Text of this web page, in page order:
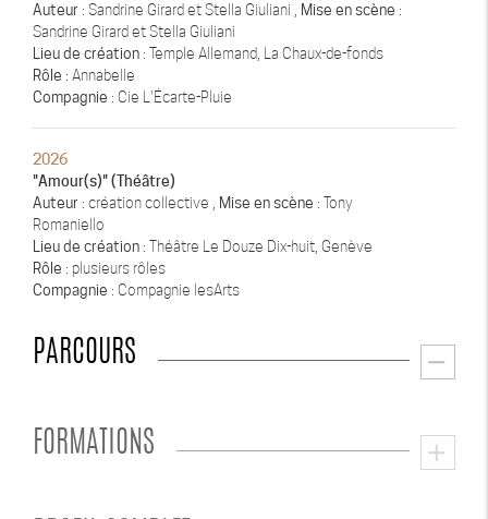
Auteur : Sandrine Girard et Stella Giuliani , Mise en scène :
Sandrine Girard et Stella Giuliani
Lieu de création : Temple Allemand, La Chaux-de-fonds
Rôle : Annabelle
Compagnie : Cie L'Écarte-Pluie
2026
"Amour(s)" (Théâtre)
Auteur : création collective , Mise en scène : Tony
Romaniello
Lieu de création : Théâtre Le Douze Dix-huit, Genève
Rôle : plusieurs rôles
Compagnie : Compagnie lesArts
PARCOURS remove
FORMATIONS add